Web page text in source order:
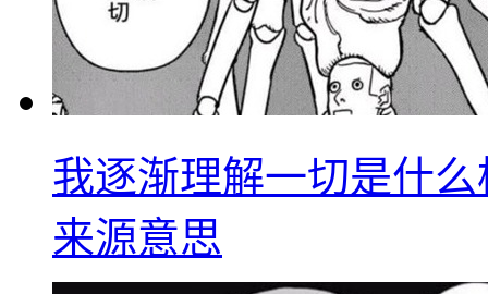
我逐渐理解一切是什
来源意思